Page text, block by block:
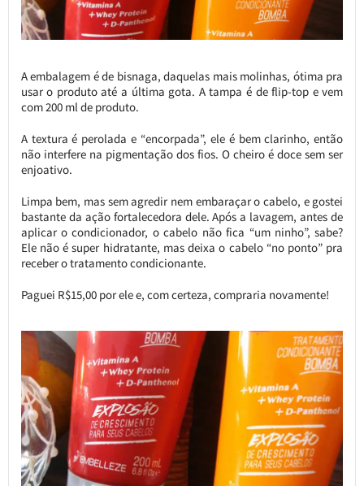
A embalagem é de bisnaga, daquelas mais molinhas, ótima pra
usar o produto até a última gota. A tampa é de flip-top e vem
com 200 ml de produto.
A textura é perolada e “encorpada”, ele é bem clarinho, então
não interfere na pigmentação dos fios. O cheiro é doce sem ser
enjoativo.
Limpa bem, mas sem agredir nem embaraçar o cabelo, e gostei
bastante da ação fortalecedora dele. Após a lavagem, antes de
aplicar o condicionador, o cabelo não fica “um ninho”, sabe?
Ele não é super hidratante, mas deixa o cabelo “no ponto” pra
receber o tratamento condicionante.
Paguei R$15,00 por ele e, com certeza, compraria novamente!